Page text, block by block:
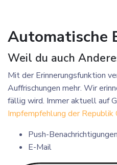
Automatische
Weil du auch
Mit der Erinnerungsfunktion
Auffrischungen mehr. Wir
fällig wird. Immer aktuellauf
Impfempfehlung der Republik
Push-Benachrichtigungen
E-Mail